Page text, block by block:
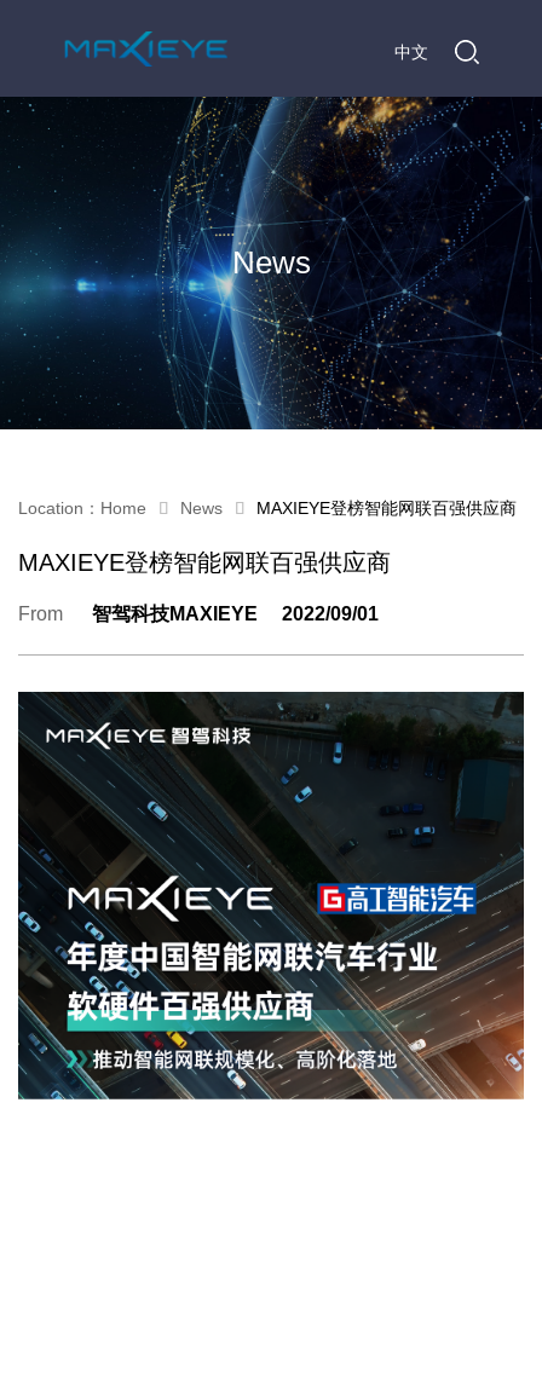
中文
News
Location： Home News MAXIEYE登榜智能网联百强供应商
MAXIEYE登榜智能网联百强供应商
From 智驾科技MAXIEYE 2022/09/01